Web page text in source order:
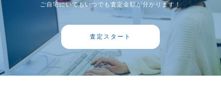
ご自宅にいてもいつでも査定金額が分かります！
査定スタート